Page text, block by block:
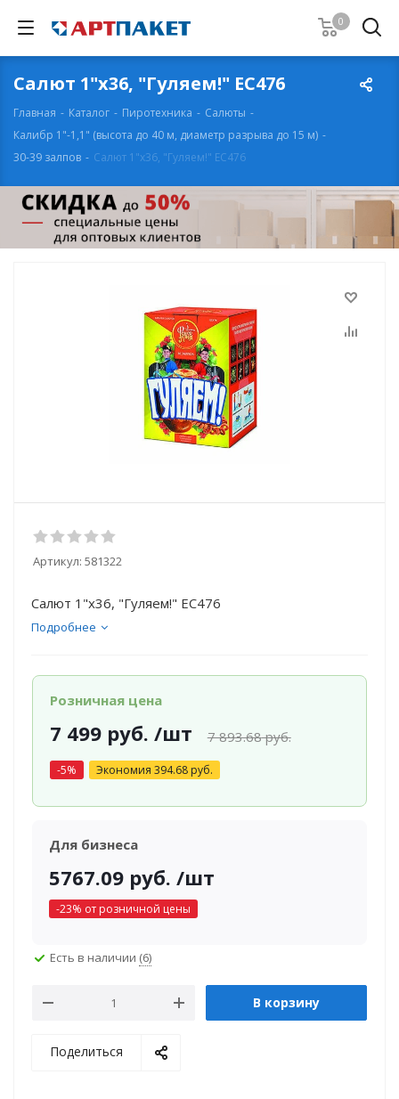
0
Салют 1"х36, "Гуляем!" ЕС476
Главная - Каталог - Пиротехника - Салюты -
Калибр 1"-1,1" (высота до 40 м, диаметр разрыва до 15 м) -
30-39 залпов - Салют 1"х36, "Гуляем!" ЕС476
Артикул: 581322
Салют 1"х36, "Гуляем!" ЕС476
Подробнее
Розничная цена
7 499руб. /шт 7 893.68руб.
-5% Экономия 394.68руб.
Для бизнеса
5767.09 руб. /шт
-23% от розничной цены
Есть в наличии (6)
В корзину
Поделиться